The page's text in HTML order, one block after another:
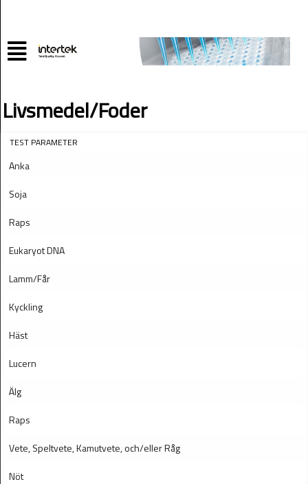
Livsmedel/Foder
TEST PARAMETER
Anka
Soja
Raps
Eukaryot DNA
Lamm/Får
Kyckling
Häst
Lucern
Älg
Raps
Vete, Speltvete, Kamutvete, och/eller Råg
Nöt